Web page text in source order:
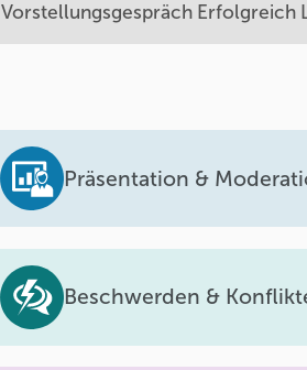
Vorstellungsgespräch Erfolgreich
Präsentation &
Beschwerden &